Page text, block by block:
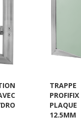
12.5MM